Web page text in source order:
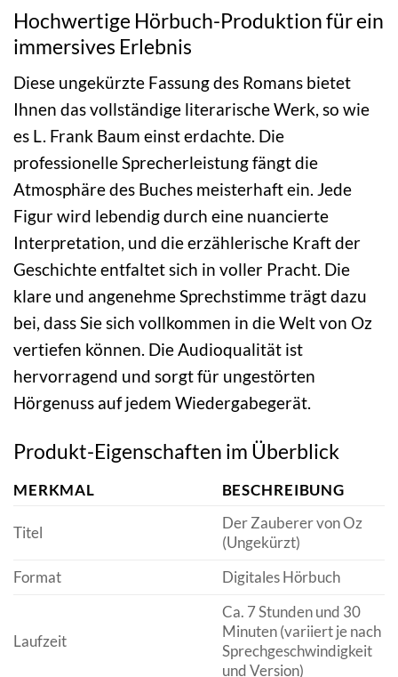
Hochwertige Hörbuch-Produktion für ein
immersives Erlebnis
Diese ungekürzte Fassung des Romans bietet
Ihnen das vollständige literarische Werk, so wie
es L. Frank Baum einst erdachte. Die
professionelle Sprecherleistung fängt die
Atmosphäre des Buches meisterhaft ein. Jede
Figur wird lebendig durch eine nuancierte
Interpretation, und die erzählerische Kraft der
Geschichte entfaltet sich in voller Pracht. Die
klare und angenehme Sprechstimme trägt dazu
bei, dass Sie sich vollkommen in die Welt von Oz
vertiefen können. Die Audioqualität ist
hervorragend und sorgt für ungestörten
Hörgenuss auf jedem Wiedergabegerät.
Produkt-Eigenschaften im Überblick
MERKMAL BESCHREIBUNG
Titel
Der Zauberer von Oz
(Ungekürzt)
Format
Digitales Hörbuch
Laufzeit
Ca. 7 Stunden und 30
Minuten (variiert je nach
Sprechgeschwindigkeit
und Version)